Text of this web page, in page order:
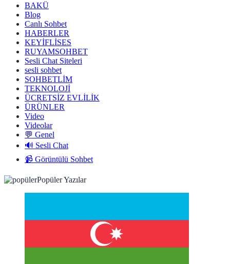
BAKÜ
Blog
Canlı Sohbet
HABERLER
KEYİFLİSES
RUYAMSOHBET
Sesli Chat Siteleri
sesli sohbet
SOHBETLİM
TEKNOLOJİ
ÜCRETSİZ EVLİLİK
ÜRÜNLER
Video
Videolar
💬 Genel
🔊 Sesli Chat
📹 Görüntülü Sohbet
Popüler Yazılar